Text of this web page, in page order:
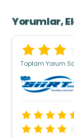
Yorumlar,
Toplam Yorum